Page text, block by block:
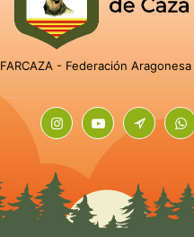
FARCAZA - Federación